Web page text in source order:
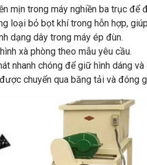
mịn trong máy nghiền ba trục để
loại bỏ bọt khí trong hỗn hợp,
dạng dây trong máy ép đùn.
xà phòng theo mẫu yêu cầu.
nhanh chóng để giữ hình dáng
chuyển qua băng tải và đóng